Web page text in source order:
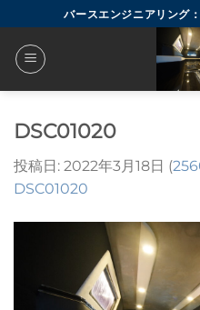
to
content
バースエンジニアリング
DSC01020
投稿日: 2022年3月18日 (
DSC01020